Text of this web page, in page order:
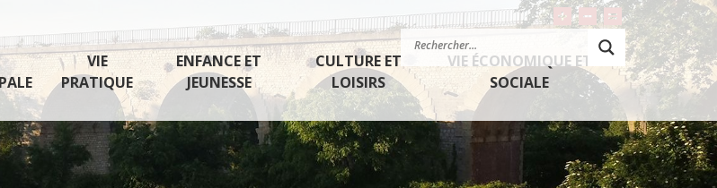
VIE
PRATIQUE
ENFANCE ET
JEUNESSE
CULTURE ET
LOISIRS
VIE ÉCONOMIQUE ET
SOCIALE
Agrandir le texte
Rétrécir le texte
Réinitialiser le